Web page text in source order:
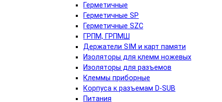
Герметичные
Герметичные SP
Герметичные SZC
ГРПМ, ГРПМШ
Держатели SIM и карт памяти
Изоляторы для клемм ножевых
Изоляторы для разъемов
Клеммы приборные
Корпуса к разъемам D-SUB
Питания